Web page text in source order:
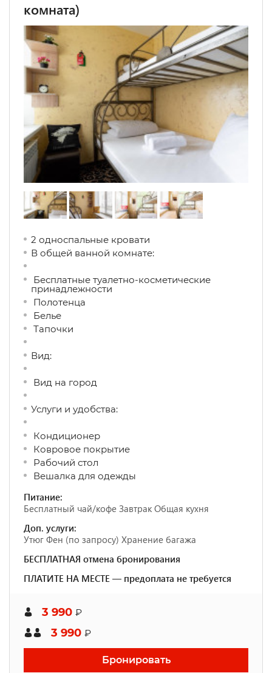
комната)
2 односпальные кровати
В общей ванной комнате:
Бесплатные туалетно-косметические
принадлежности
Полотенца
Белье
Тапочки
Вид:
Вид на город
Услуги и удобства: ​
Кондиционер
Ковровое покрытие
Рабочий стол
Вешалка для одежды
Питание:
Бесплатный чай/кофе Завтрак Общая кухня
Доп. услуги:
Утюг Фен (по запросу) Хранение багажа
БЕСПЛАТНАЯ отмена бронирования
ПЛАТИТЕ НА МЕСТЕ — предоплата не требуется
3 990 ₽
3 990 ₽
Бронировать